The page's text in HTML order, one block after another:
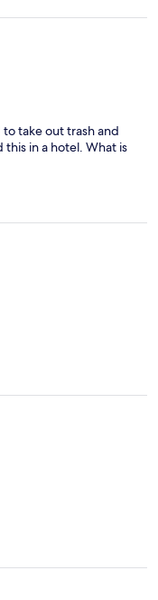
take out trash and
in a hotel. What is